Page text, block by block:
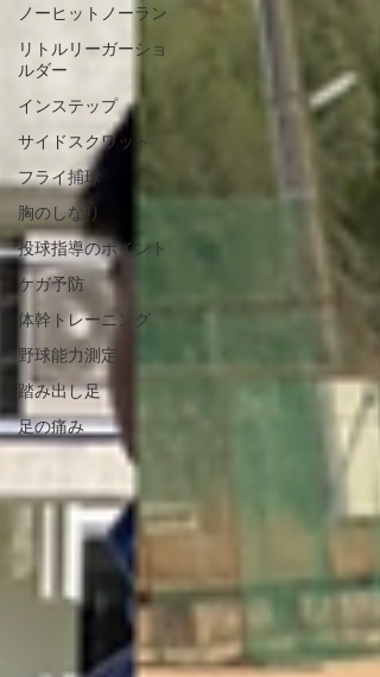
ノーヒットノーラン
リトルリーガーショ
ルダー
インステップ
サイドスクワット
フライ捕球
胸のしなり
投球指導のポイント
ケガ予防
体幹トレーニング
野球能力測定
踏み出し足
足の痛み